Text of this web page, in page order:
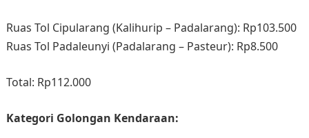
Ruas Tol Cipularang (Kalihurip – Padalarang): Rp103.500​
Ruas Tol Padaleunyi (Padalarang – Pasteur): Rp8.500​
Total: Rp112.000
Kategori Golongan Kendaraan: